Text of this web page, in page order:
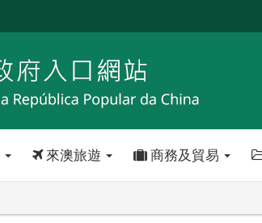
來澳旅遊 商務及貿易